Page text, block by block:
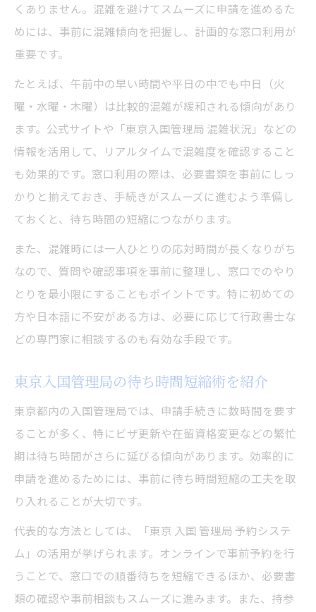
くありません。混雑を避けてスムーズに申請を進めるた
めには、事前に混雑傾向を把握し、計画的な窓口利用が
重要です。
たとえば、午前中の早い時間や平日の中でも中日（火
曜・水曜・木曜）は比較的混雑が緩和される傾向があり
ます。公式サイトや「東京入国管理局 混雑状況」などの
情報を活用して、リアルタイムで混雑度を確認すること
も効果的です。窓口利用の際は、必要書類を事前にしっ
かりと揃えておき、手続きがスムーズに進むよう準備し
ておくと、待ち時間の短縮につながります。
また、混雑時には一人ひとりの応対時間が長くなりがち
なので、質問や確認事項を事前に整理し、窓口でのやり
とりを最小限にすることもポイントです。特に初めての
方や日本語に不安がある方は、必要に応じて行政書士な
どの専門家に相談するのも有効な手段です。
東京入国管理局の待ち時間短縮術を紹介
東京都内の入国管理局では、申請手続きに数時間を要す
ることが多く、特にビザ更新や在留資格変更などの繁忙
期は待ち時間がさらに延びる傾向があります。効率的に
申請を進めるためには、事前に待ち時間短縮の工夫を取
り入れることが大切です。
代表的な方法としては、「東京 入国 管理局 予約システ
ム」の活用が挙げられます。オンラインで事前予約を行
うことで、窓口での順番待ちを短縮できるほか、必要書
類の確認や事前相談もスムーズに進みます。また、持参